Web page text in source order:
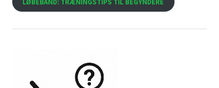
LØBEBÅND: TRÆNINGSTIPS TIL BEGYNDERE